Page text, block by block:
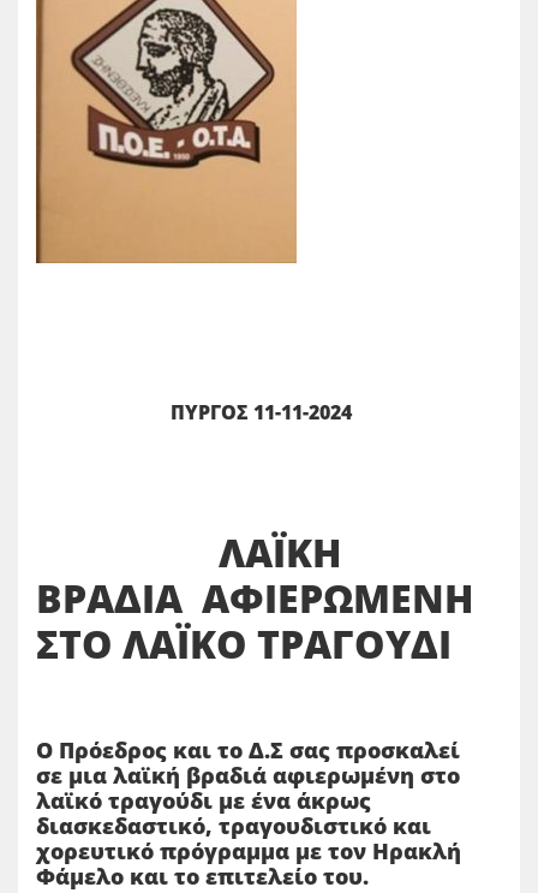
ΠΥΡΓΟΣ 11-11-2024
ΛΑΪΚΗ
ΒΡΑΔΙΑ ΑΦΙΕΡΩΜΕΝΗ
ΣΤΟ ΛΑΪΚΟ ΤΡΑΓΟΥΔΙ
Ο Πρόεδρος και το Δ.Σ σας προσκαλεί
σε μια λαϊκή βραδιά αφιερωμένη στο
λαϊκό τραγούδι με ένα άκρως
διασκεδαστικό, τραγουδιστικό και
χορευτικό πρόγραμμα με τον Ηρακλή
Φάμελο και το επιτελείο του.